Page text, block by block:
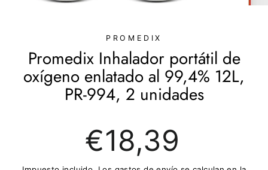
(ESC)
PROMEDIX
Promedix Inhalador portátil de
oxígeno enlatado al 99,4% 12L,
PR-994, 2 unidades
regular
€18,39